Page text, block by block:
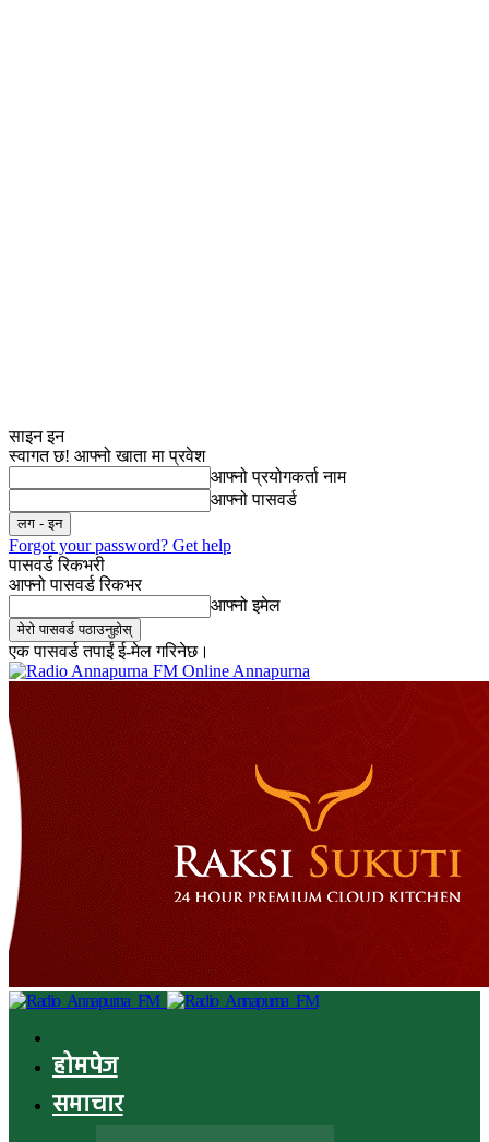
साइन इन
स्वागत छ! आफ्नो खाता मा प्रवेश
आफ्नो प्रयोगकर्ता नाम
आफ्नो पासवर्ड
Forgot your password? Get help
पासवर्ड रिकभरी
आफ्नो पासवर्ड रिकभर
आफ्नो इमेल
एक पासवर्ड तपाईं ई-मेल गरिनेछ।
Online Annapurna
होमपेज
समाचार